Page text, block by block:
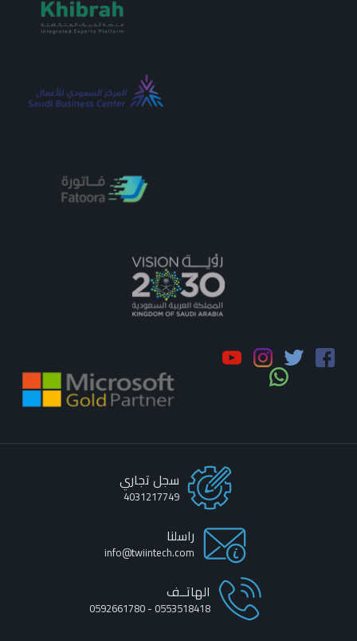
سجل تجاري
4031217749
راسلنا
info@twiintech.com
الهاتــف
0553518418 - 0592661780